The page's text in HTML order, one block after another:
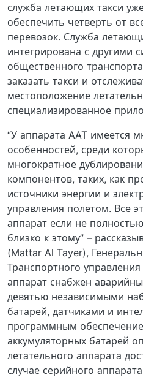
служба летающих такси
обеспечить четверть от
перевозок. Служба
интегрирована с другими
общественного
заказать такси и
местоположение
специализированное
“У аппарата AAT имеется
особенностей, среди
многократное
компонентов, таких, как
источники энергии и
управления полетом. Все
аппарат если не
близко к этому” –
(Mattar Al Tayer),
Транспортного
аппарат снабжен
девятью независимыми
батарей, датчиками и
программным
аккумуляторных батарей
летательного аппарата
случае серийного